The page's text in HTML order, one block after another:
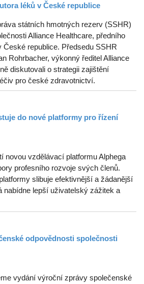
léků v České republice
státních hmotných rezerv (SSHR)
Alliance Healthcare, předního
České republice. Předsedu SSHR
Rohrbacher, výkonný ředitel Alliance
diskutovali o strategii zajištění
pro české zdravotnictví.
do nové platformy pro řízení
novou vzdělávací platformu Alphega
profesního rozvoje svých členů.
slibuje efektivnější a žádanější
nabídne lepší uživatelský zážitek a
odpovědnosti společnosti
vydání výroční zprávy společenské